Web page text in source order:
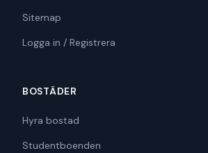
Sitemap
Logga in / Registrera
BOSTÄDER
Hyra bostad
Studentboenden